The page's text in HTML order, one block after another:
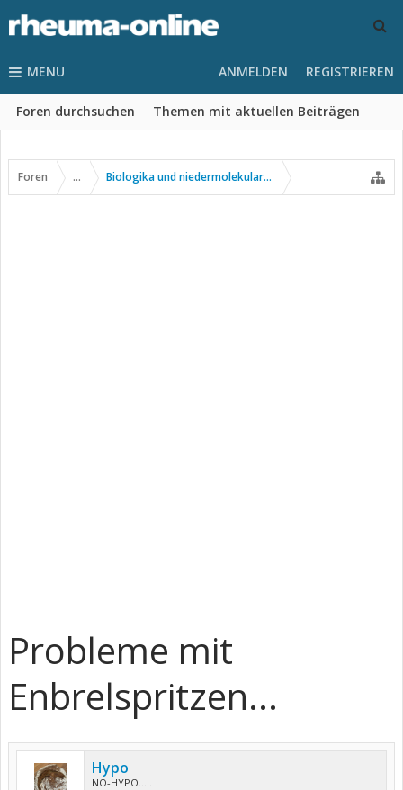
MENU
Foren durchsuchen Themen mit aktuellen Beiträgen
ANMELDEN REGISTRIEREN
Foren ... Biologika und niedermolekulare Wirkstoffe
Probleme mit
Enbrelspritzen...
Hypo
NO-HYPO.....